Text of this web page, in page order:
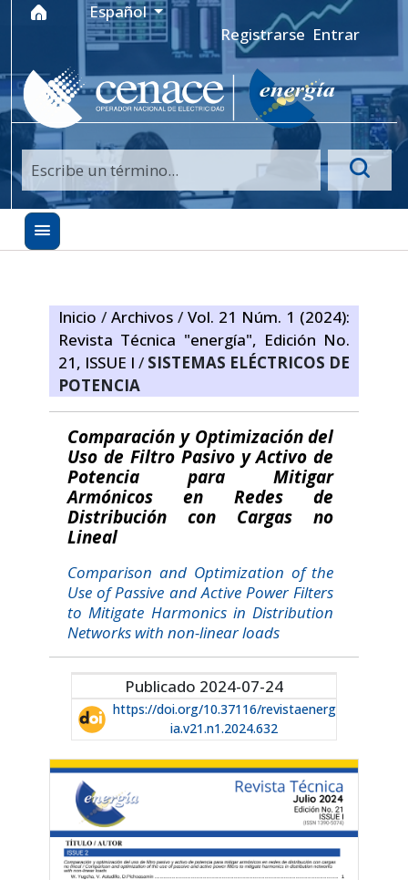
Ir al menú de navegación principal
Ir al contenido principal
Ir al pie de página del sitio
Idioma
Español
Registrarse Entrar
Inicio / Archivos / Vol. 21 Núm. 1 (2024):
Revista Técnica "energía", Edición No.
21, ISSUE I / SISTEMAS ELÉCTRICOS DE
POTENCIA
Comparación y Optimización del
Uso de Filtro Pasivo y Activo de
Potencia para Mitigar
Armónicos en Redes de
Distribución con Cargas no
Lineal
Comparison and Optimization of the
Use of Passive and Active Power Filters
to Mitigate Harmonics in Distribution
Networks with non-linear loads
Publicado 2024-07-24
https://doi.org/10.37116/revistaenerg
ia.v21.n1.2024.632